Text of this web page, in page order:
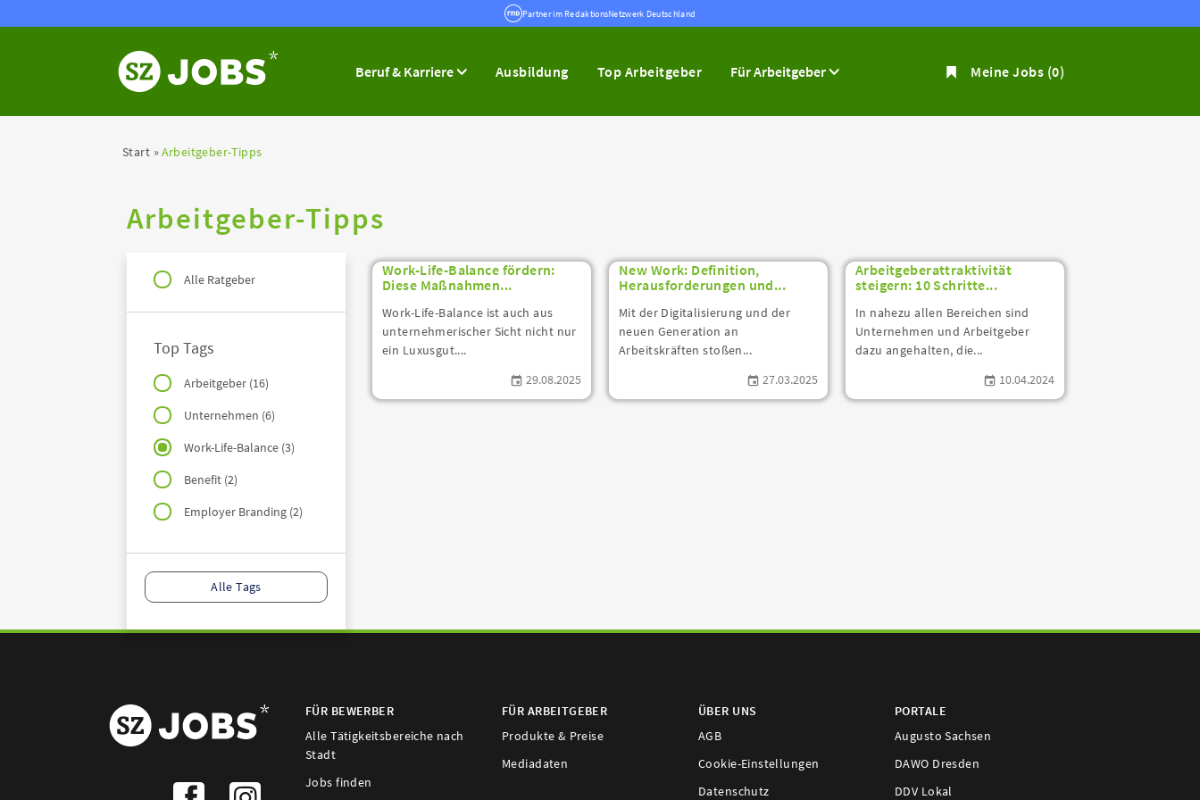
Partner im RedaktionsNetzwerk Deutschland
Beruf & Karriere Ausbildung Top Arbeitgeber Für Arbeitgeber Meine Jobs (0)
Start Arbeitgeber-Tipps
Arbeitgeber-Tipps
Alle Ratgeber
Top Tags
Arbeitgeber (16)
Unternehmen (6)
Work-Life-Balance (3)
Benefit (2)
Employer Branding (2)
Alle Tags
Work-Life-Balance fördern:
Diese Maßnahmen...
Work-Life-Balance ist auch aus
unternehmerischer Sicht nicht nur
ein Luxusgut....
29.08.2025
New Work: Definition,
Herausforderungen und...
Mit der Digitalisierung und der
neuen Generation an
Arbeitskräften stoßen...
27.03.2025
Arbeitgeberattraktivität
steigern: 10 Schritte...
In nahezu allen Bereichen sind
Unternehmen und Arbeitgeber
dazu angehalten, die...
10.04.2024
FÜR BEWERBER
Alle Tätigkeitsbereiche nach
Stadt
Jobs finden
FÜR ARBEITGEBER
Produkte & Preise
Mediadaten
ÜBER UNS
AGB
Cookie-Einstellungen
Datenschutz
PORTALE
Augusto Sachsen
DAWO Dresden
DDV Lokal